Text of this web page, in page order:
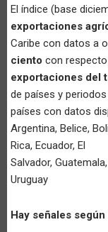
El índice (base
exportaciones
Caribe con datos a
ciento con
exportaciones del
de países y periodos
países con datos
Argentina, Belice,
Rica, Ecuador, El
Salvador,
Uruguay
Hay señales